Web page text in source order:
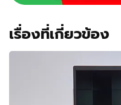
เรื่องที่เกี่ยวข้อง